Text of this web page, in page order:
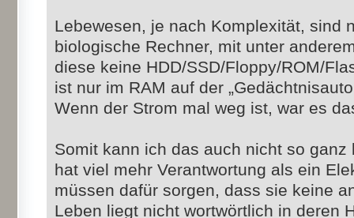
Lebewesen, je nach Komplexität, sind
biologische Rechner, mit unter
diese keine HDD/SSD/Floppy/ROM/
ist nur im RAM auf der
Wenn der Strom mal weg ist, war es
Somit kann ich das auch nicht so ganz
hat viel mehr Verantwortung als ein
müssen dafür sorgen, dass sie keine
Leben liegt nicht wortwörtlich in deren